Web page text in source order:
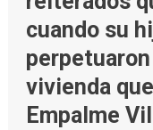
cuando su
vivienda
Empalme